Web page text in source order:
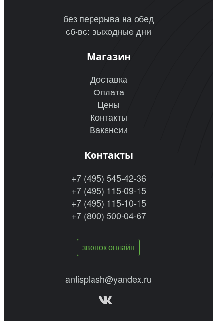
без перерыва на обед
сб-вс: выходные дни
Магазин
Доставка
Оплата
Цены
Контакты
Вакансии
Контакты
+7 (495) 545-42-36
+7 (495) 115-09-15
+7 (495) 115-10-15
+7 (800) 500-04-67
звонок онлайн
antisplash@yandex.ru